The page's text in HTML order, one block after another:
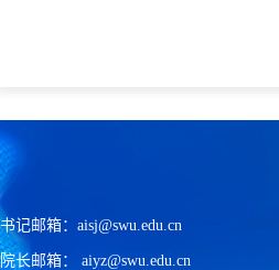
书记邮箱：aisj@swu.edu.cn
院长邮箱： aiyz@swu.edu.cn